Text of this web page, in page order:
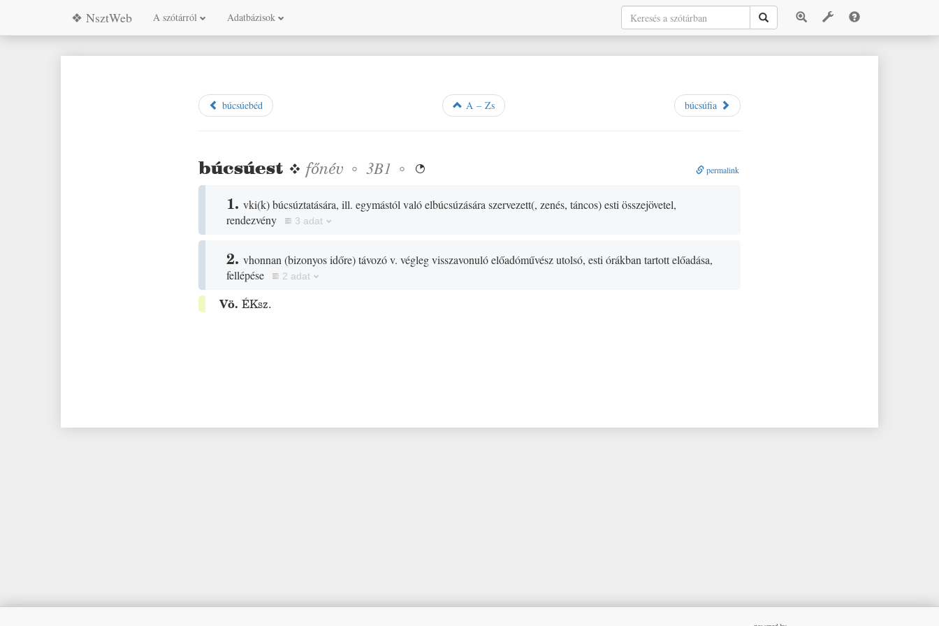
❖ NsztWeb A szótárról Adatbázisok
búcsúebéd A – Zs búcsúfia
búcsúest ❖főnév ◦ 3B1 ◦  permalink
1.vki(k)búcsúztatására, ill. egymástól való elbúcsúzására szervezett(, zenés, táncos)esti összejövetel,
rendezvény
3 adat
2.vhonnan(bizonyos időre)távozó v. végleg visszavonuló előadóművész utolsó, esti órákban tartott előadása,
fellépése
2 adat
Vö.ÉKsz.